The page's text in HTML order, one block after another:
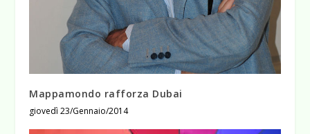
Mappamondo rafforza Dubai
giovedì 23/Gennaio/2014